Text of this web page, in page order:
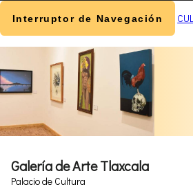
Interruptor de Navegación
Galería de Arte Tlaxcala
Palacio de Cultura